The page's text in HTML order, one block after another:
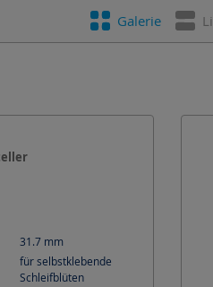
Information
Galerie
31.7 mm
für selbstklebende
Schleifblüten